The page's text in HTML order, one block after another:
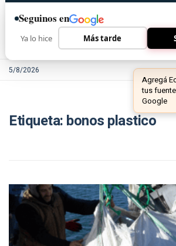
5/8/2026
Agregá
tus
Google
Etiqueta: bonos plastico
Seguinos en
Ya lo hice Más tarde